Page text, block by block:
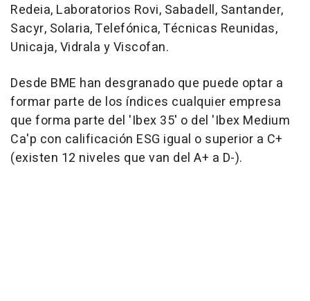
Redeia, Laboratorios Rovi, Sabadell, Santander,
Sacyr, Solaria, Telefónica, Técnicas Reunidas,
Unicaja, Vidrala y Viscofan.
Desde BME han desgranado que puede optar a
formar parte de los índices cualquier empresa
que forma parte del 'Ibex 35' o del 'Ibex Medium
Ca'p con calificación ESG igual o superior a C+
(existen 12 niveles que van del A+ a D-).